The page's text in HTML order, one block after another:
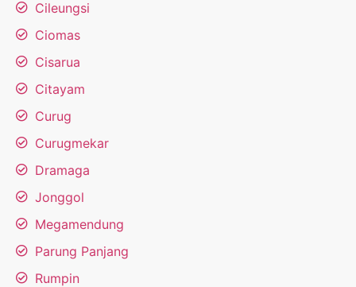
Cileungsi
Ciomas
Cisarua
Citayam
Curug
Curugmekar
Dramaga
Jonggol
Megamendung
Parung Panjang
Rumpin